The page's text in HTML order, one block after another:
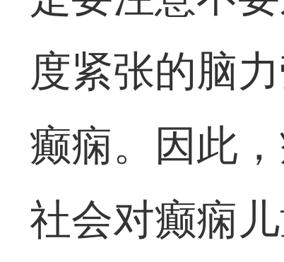
度紧张的脑
癫痫。因此
社会对癫痫